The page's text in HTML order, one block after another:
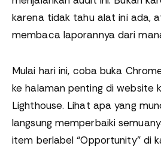
karena tidak tahu alat ini ada,
membaca laporannya dari
Mulai hari ini, coba buka
ke halaman penting di website
Lighthouse. Lihat apa yang
langsung memperbaiki
item berlabel “Opportunity” di